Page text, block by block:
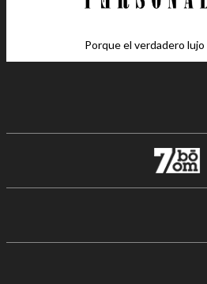
Porque el verdadero